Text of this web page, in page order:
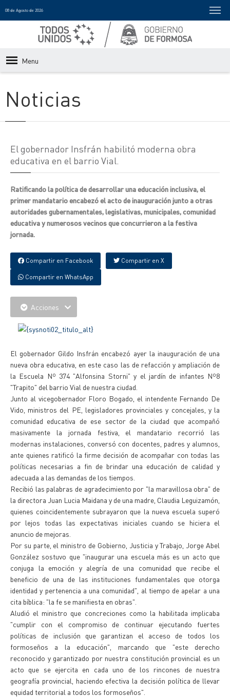
08 de Agosto de 2026
Menu
Noticias
El gobernador Insfrán habilitó moderna obra
educativa en el barrio Vial.
Ratificando la política de desarrollar una educación inclusiva, el
primer mandatario encabezó el acto de inauguración junto a otras
autoridades gubernamentales, legislativas, municipales, comunidad
educativa y numerosos vecinos que concurrieron a la festiva
jornada.
Compartir en Facebook Compartir en X
Compartir en WhatsApp
Acciones
El gobernador Gildo Insfrán encabezó ayer la inauguración de una
nueva obra educativa, en este caso las de refacción y ampliación de
la Escuela Nº 374 "Alfonsina Storni" y el jardín de infantes Nº8
"Trapito" del barrio Vial de nuestra ciudad.
Junto al vicegobernador Floro Bogado, el intendente Fernando De
Vido, ministros del PE, legisladores provinciales y concejales, y la
comunidad educativa de ese sector de la ciudad que acompañó
masivamente la jornada festiva, el mandatario recorrió las
modernas instalaciones, conversó con docentes, padres y alumnos,
ante quienes ratificó la firme decisión de acompañar con todas las
políticas necesarias a fin de brindar una educación de calidad y
adecuada a las demandas de los tiempos.
Recibió las palabras de agradecimiento por "la maravillosa obra" de
la directora Juan Lucia Maidana y de una madre, Claudia Leguizamón,
quienes coincidentemente subrayaron que la nueva escuela superó
por lejos todas las expectativas iniciales cuando se hiciera el
anuncio de mejoras.
Por su parte, el ministro de Gobierno, Justicia y Trabajo, Jorge Abel
González sostuvo que "inaugurar una escuela más es un acto que
conjuga la emoción y alegría de una comunidad que recibe el
beneficio de una de las instituciones fundamentales que otorga
identidad y pertenencia a una comunidad", al tiempo de apelar a una
cita bíblica: "la fe se manifiesta en obras".
Aludió el ministro que concreciones como la habilitada implicaba
"cumplir con el compromiso de continuar ejecutando fuertes
políticas de inclusión que garantizan el acceso de todos los
formoseños a la educación", marcando que "este derecho
reconocido y garantizado por nuestra constitución provincial es un
acto que se ejercita en cada uno de los rincones de nuestra
geografía provincial, haciendo efectiva la decisión política de llevar
equidad territorial a todos los formoseños".